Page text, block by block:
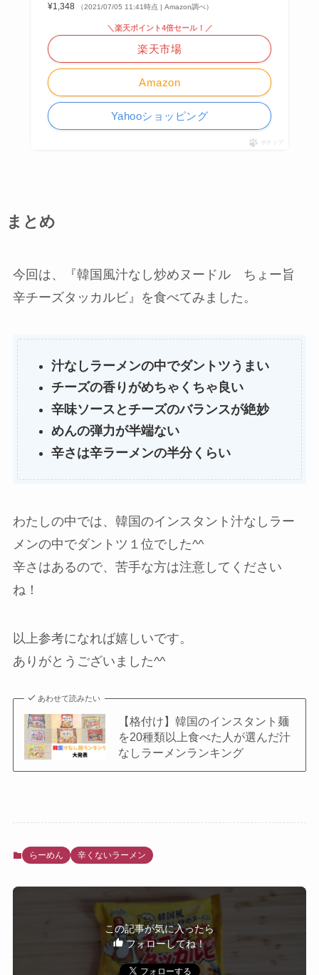
¥1,348 （2021/07/05 11:41時点 | Amazon調べ）
Amazon
＼楽天ポイント4倍セール！／
楽天市場
Yahooショッピング
ポチップ
まとめ
今回は、『韓国風汁なし炒めヌードル ちょー旨
辛チーズタッカルビ』を食べてみました。
汁なしラーメンの中でダントツうまい
チーズの香りがめちゃくちゃ良い
辛味ソースとチーズのバランスが絶妙
めんの弾力が半端ない
辛さは辛ラーメンの半分くらい
わたしの中では、韓国のインスタント汁なしラー
メンの中でダントツ１位でした^^
辛さはあるので、苦手な方は注意してください
ね！
以上参考になれば嬉しいです。
ありがとうございました^^
あわせて読みたい
【格付け】韓国のインスタント麺
を20種類以上食べた人が選んだ汁
なしラーメンランキング
らーめん 辛くないラーメン
この記事が気に入ったら
フォローしてね！